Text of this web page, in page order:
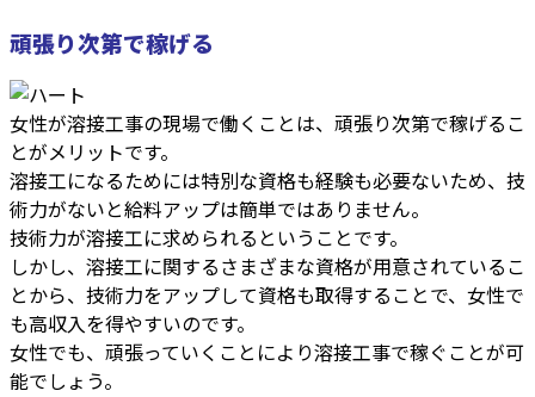
頑張り次第で稼げる
女性が溶接工事の現場で働くことは、頑張り次第で稼げるこ
とがメリットです。
溶接工になるためには特別な資格も経験も必要ないため、技
術力がないと給料アップは簡単ではありません。
技術力が溶接工に求められるということです。
しかし、溶接工に関するさまざまな資格が用意されているこ
とから、技術力をアップして資格も取得することで、女性で
も高収入を得やすいのです。
女性でも、頑張っていくことにより溶接工事で稼ぐことが可
能でしょう。